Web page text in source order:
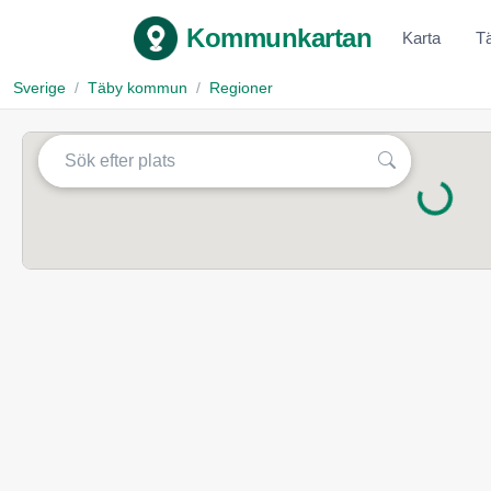
Kommunkartan Karta
Sverige Täby kommun Regioner
Laddar...